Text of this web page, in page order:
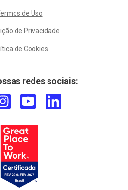
de Uso
de Privacidade
de Cookies
redes sociais: